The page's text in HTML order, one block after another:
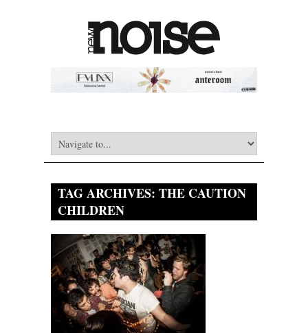
TAG ARCHIVES: THE CAUTION
CHILDREN